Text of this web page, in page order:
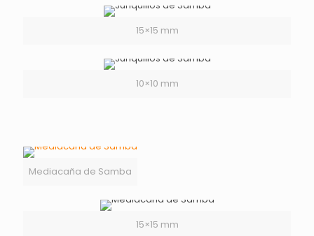
15×15 mm
10×10 mm
Mediacaña de Samba
15×15 mm